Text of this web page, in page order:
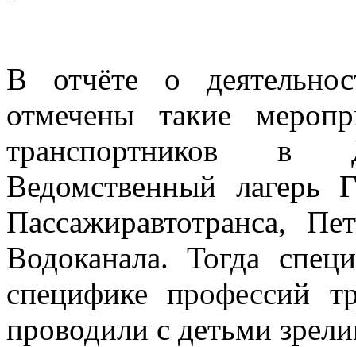
В отчёте о
отмечены такие
транспортников в
Ведомственный лагерь
Пассажиравтотранса,
Водоканала. Тогда
специфике профессий
проводили с детьми